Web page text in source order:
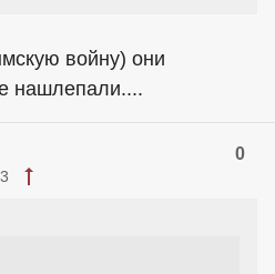
войну) они
нашлепали....
0